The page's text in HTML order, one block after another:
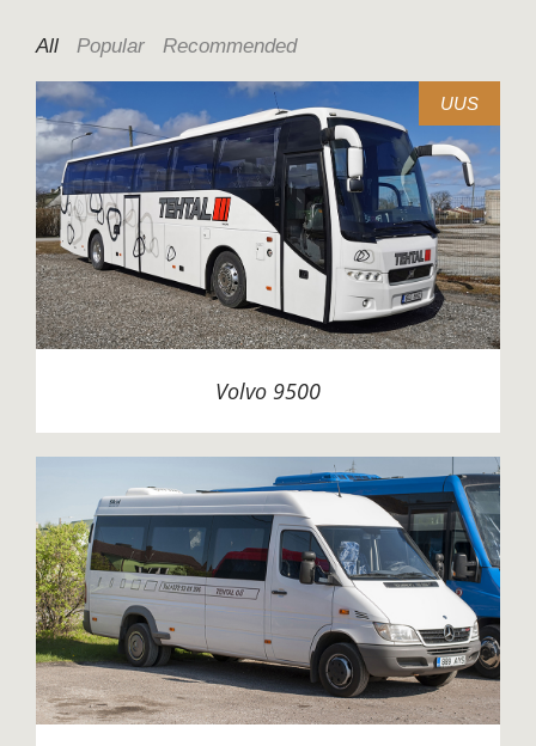
All Popular Recommended
UUS
Volvo 9500